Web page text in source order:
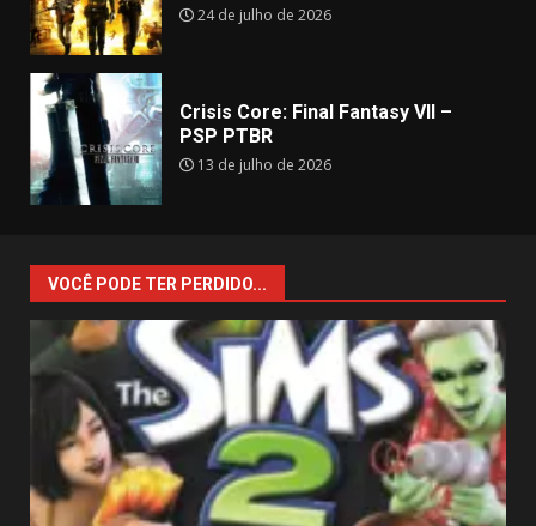
24 de julho de 2026
Crisis Core: Final Fantasy VII –
PSP PTBR
13 de julho de 2026
VOCÊ PODE TER PERDIDO...